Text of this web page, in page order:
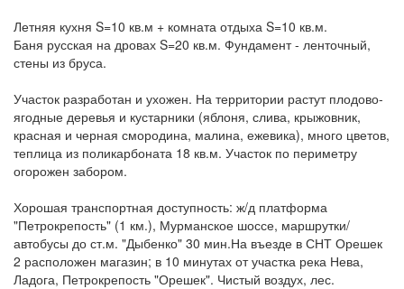
Летняя кухня S=10 кв.м + комната отдыха S=10 кв.м.
Баня русская на дровах S=20 кв.м. Фундамент - ленточный,
стены из бруса.
Участок разработан и ухожен. На территории растут плодово-
ягодные деревья и кустарники (яблоня, слива, крыжовник,
красная и черная смородина, малина, ежевика), много цветов,
теплица из поликарбоната 18 кв.м. Участок по периметру
огорожен забором.
Хорошая транспортная доступность: ж/д платформа
"Петрокрепость" (1 км.), Мурманское шоссе, маршрутки/
автобусы до ст.м. "Дыбенко" 30 мин.На въезде в СНТ Орешек
2 расположен магазин; в 10 минутах от участка река Нева,
Ладога, Петрокрепость "Орешек". Чистый воздух, лес.